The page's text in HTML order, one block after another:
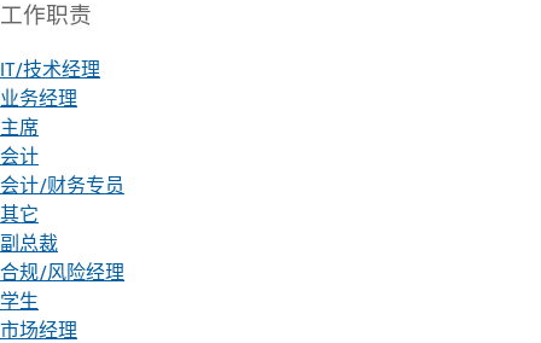
工作职责
IT/技术经理
业务经理
主席
会计
会计/财务专员
其它
副总裁
合规/风险经理
学生
市场经理